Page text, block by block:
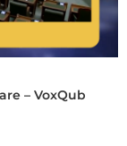
– VoxQub